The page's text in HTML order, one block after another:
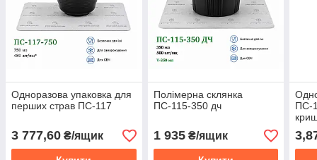
Одноразова упаковка для
перших страв ПС-117
3 777,60 ₴/ящик
Полімерна склянка
ПС-115-350 дч
1 935₴/ящик
ПС-